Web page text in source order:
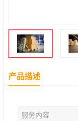
产品描述
服务内容